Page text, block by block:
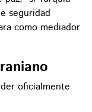
seguridad
como mediador
oficialmente